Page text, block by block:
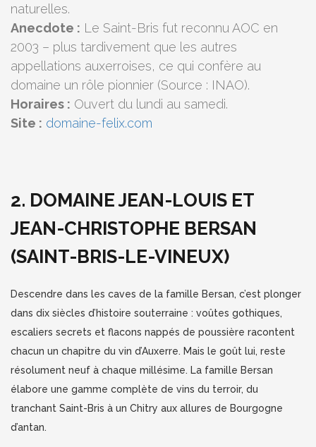
naturelles.
Anecdote : Le Saint-Bris fut reconnu AOC en
2003 – plus tardivement que les autres
appellations auxerroises, ce qui confère au
domaine un rôle pionnier (Source : INAO).
Horaires : Ouvert du lundi au samedi.
Site : domaine-felix.com
2. DOMAINE JEAN-LOUIS ET
JEAN-CHRISTOPHE BERSAN
(SAINT-BRIS-LE-VINEUX)
Descendre dans les caves de la famille Bersan, c’est plonger
dans dix siècles d’histoire souterraine : voûtes gothiques,
escaliers secrets et flacons nappés de poussière racontent
chacun un chapitre du vin d’Auxerre. Mais le goût lui, reste
résolument neuf à chaque millésime. La famille Bersan
élabore une gamme complète de vins du terroir, du
tranchant Saint-Bris à un Chitry aux allures de Bourgogne
d’antan.